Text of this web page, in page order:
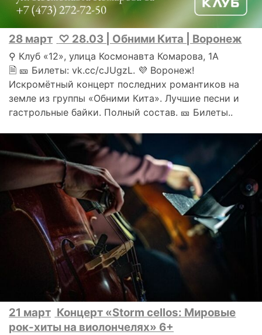
28 март ♡︎ 28.03 | Обними Кита | Воронеж
⚲ Клуб «12», улица Космонавта Комарова, 1А
🗎 🎫 Билеты: vk.cc/cJUgzL. 💜 Воронеж!
Искромётный концерт последних романтиков на
земле из группы «Обними Кита». Лучшие песни и
гастрольные байки. Полный состав. 🎫 Билеты..
21 март Концерт «Storm cellos: Мировые
рок-хиты на виолончелях» 6+